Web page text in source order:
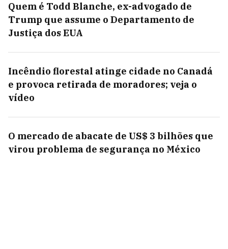
Quem é Todd Blanche, ex-advogado de
Trump que assume o Departamento de
Justiça dos EUA
Incêndio florestal atinge cidade no Canadá
e provoca retirada de moradores; veja o
vídeo
O mercado de abacate de US$ 3 bilhões que
virou problema de segurança no México